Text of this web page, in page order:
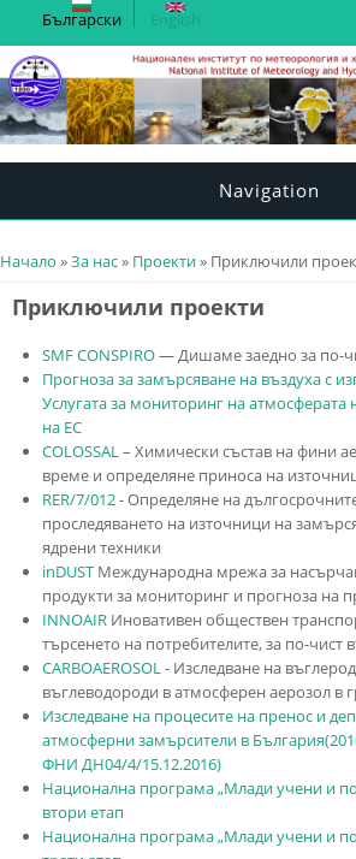
Български English
Navigation
You are here
Начало »За нас» Проекти» Приключили
Приключили проекти
SMF CONSPIRO— Дишаме заедно за по-
Прогноза за замърсяване на въздуха с
Услугата за мониторинг на
на ЕС
COLOSSAL – Химически състав на фини
време и определяне приноса на
RER/7/012- Определяне на
проследяването на източници на
ядрени техники
inDUST Международна мрежа за
продукти за мониторинг и прогноза на
INNOAIR Иновативен обществен
търсенето на потребителите, за по-чист
CARBOAEROSOL - Изследване на
въглеводороди в атмосферен аерозол в
Изследване на процесите на пренос и
атмосферни замърсители в
ФНИ ДН04/4/15.12.2016)
Национална програма „Млади учени и
втори етап
Национална програма „Млади учени и